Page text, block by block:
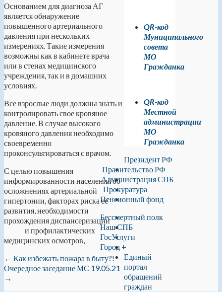
QR-код
Муниципального
совета
МО
Гражданка
QR-код
Местной
администрации
МО
Гражданка
Основанием для диагноза АГ
является обнаружение
повышенного артериального
давления при нескольких
измерениях. Такие измерения
возможны как в кабинете врача
или в стенах медицинского
учреждения, так и в домашних
условиях.
Все взрослые люди должны знать и
контролировать свое кровяное
давление. В случае высокого
кровяного давления необходимо
своевременно
проконсультироваться с врачом.
С целью повышения
информированности населения об
осложнениях артериальной
гипертонии, факторах риска её
развития, необходимости
прохождения диспансеризации
и профилактических
медицинских осмотров,
← Как избежать пожара в быту?!
Очередное заседание МС 19.05.21
→
Президент РФ
Правительство РФ
Администрация СПБ
Прокуратура
Пенсионный фонд
Бессмертный полк
Наш СПБ
ГосУслуги
Город +
Единый
портал
обращений
граждан